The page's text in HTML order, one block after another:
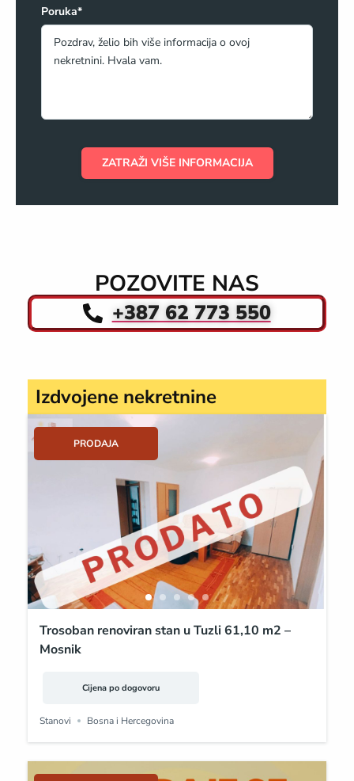
Poruka*
ZATRAŽI VIŠE INFORMACIJA
POZOVITE NAS
+387 62 773 550
Izdvojene nekretnine
PRODAJA
Trosoban renoviran stan u Tuzli 61,10 m2 –
Mosnik
Cijena po dogovoru
Stanovi Bosna i Hercegovina